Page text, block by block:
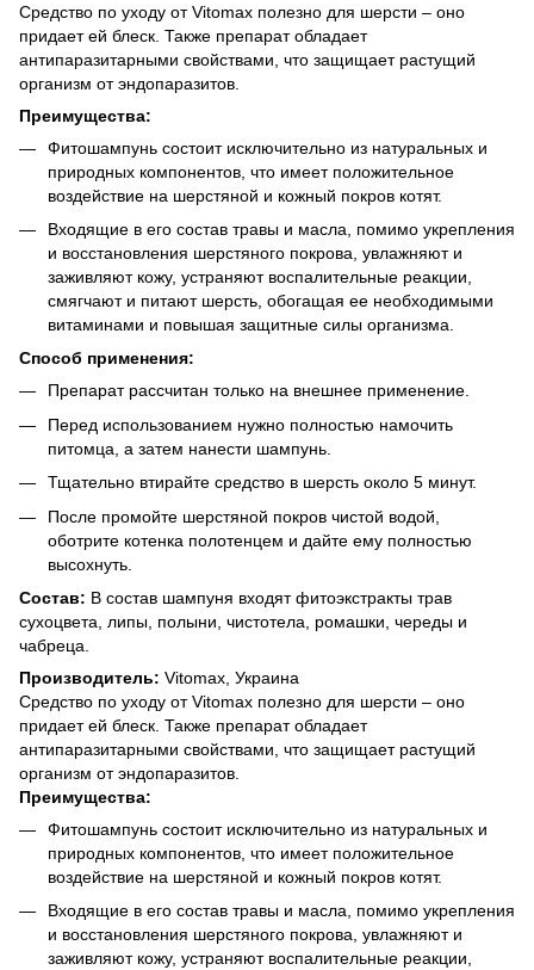
Средство по уходу от Vitomax полезно для шерсти – оно
придает ей блеск. Также препарат обладает
антипаразитарными свойствами, что защищает растущий
организм от эндопаразитов.
Преимущества:
Фитошампунь состоит исключительно из натуральных и
природных компонентов, что имеет положительное
воздействие на шерстяной и кожный покров котят.
Входящие в его состав травы и масла, помимо укрепления
и восстановления шерстяного покрова, увлажняют и
заживляют кожу, устраняют воспалительные реакции,
смягчают и питают шерсть, обогащая ее необходимыми
витаминами и повышая защитные силы организма.
Способ применения:
Препарат рассчитан только на внешнее применение.
Перед использованием нужно полностью намочить
питомца, а затем нанести шампунь.
Тщательно втирайте средство в шерсть около 5 минут.
После промойте шерстяной покров чистой водой,
оботрите котенка полотенцем и дайте ему полностью
высохнуть.
Состав: В состав шампуня входят фитоэкстракты трав
сухоцвета, липы, полыни, чистотела, ромашки, череды и
чабреца.
Производитель: Vitomax, Украина
Средство по уходу от Vitomax полезно для шерсти – оно
придает ей блеск. Также препарат обладает
антипаразитарными свойствами, что защищает растущий
организм от эндопаразитов.
Преимущества:
Фитошампунь состоит исключительно из натуральных и
природных компонентов, что имеет положительное
воздействие на шерстяной и кожный покров котят.
Входящие в его состав травы и масла, помимо укрепления
и восстановления шерстяного покрова, увлажняют и
заживляют кожу, устраняют воспалительные реакции,